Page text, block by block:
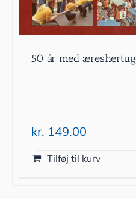
50 år med
kr. 149.00
Tilføj til kurv